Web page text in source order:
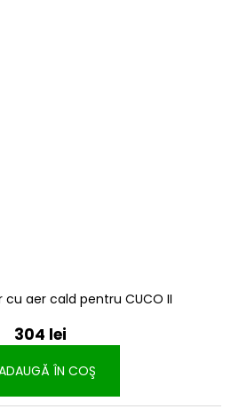
cu aer cald pentru CUCO II
304 lei
ÎN COŞ